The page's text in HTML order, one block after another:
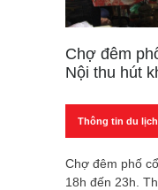
Chợ đêm
Nội thu hút
Thông tin du lịch
Chợ đêm phố
18h đến 23h.